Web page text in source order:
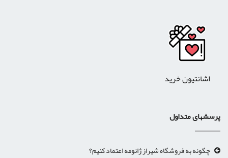
اشانتیون خرید
پرسشهای متداول
چگونه به فروشگاه شیراز ژانومه اعتماد کنیم؟